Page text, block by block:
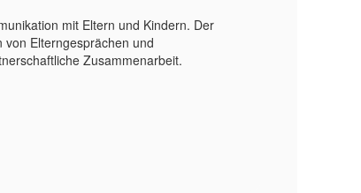
mit Eltern und Kindern. Der
von Elterngesprächen und
Zusammenarbeit.